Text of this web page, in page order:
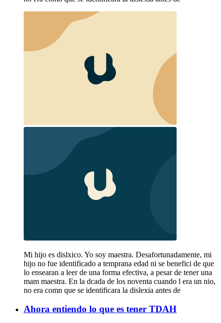
Mi hijo es dislxico. Yo soy maestra. Desafortunadamente, mi
hijo no fue identificado a temprana edad ni se benefici de que
lo ensearan a leer de una forma efectiva, a pesar de tener una
mam maestra. En la dcada de los noventa cuando l era un nio,
no era comn que se identificara la dislexia antes de
Ahora entiendo lo que es tener TDAH